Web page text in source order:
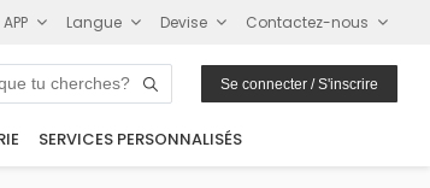
APP Langue Devise Contactez-nous
Se connecter / S'inscrire
SERVICES PERSONNALISÉS